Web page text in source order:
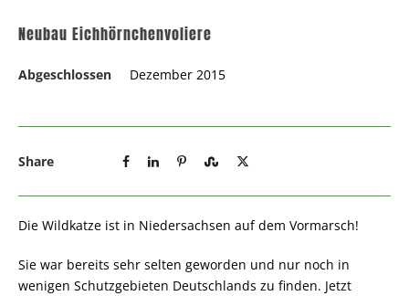
Neubau Eichhörnchenvoliere
Abgeschlossen Dezember 2015
Share
Die Wildkatze ist in Niedersachsen auf dem Vormarsch!
Sie war bereits sehr selten geworden und nur noch in
wenigen Schutzgebieten Deutschlands zu finden. Jetzt